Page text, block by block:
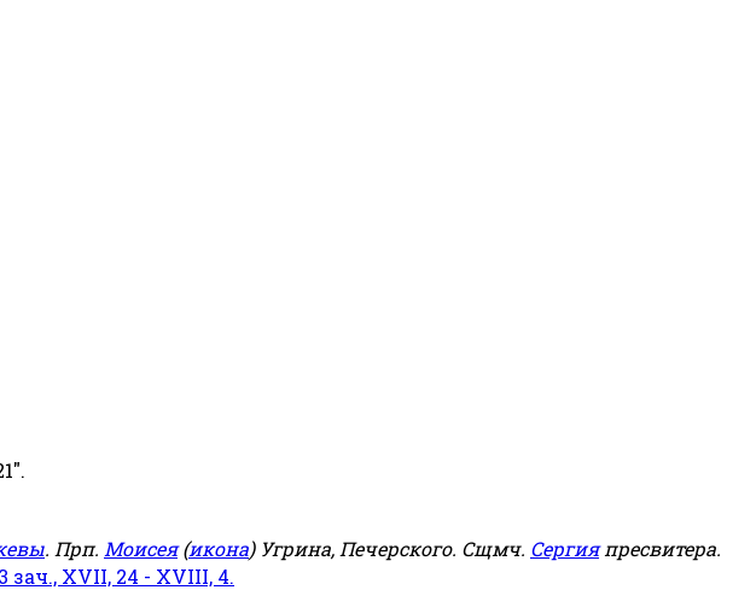
. Прп. Моисея(икона) Угрина, Печерского. Сщмч. Сергияпресвитера.
зач., XVII, 24 - XVIII, 4.